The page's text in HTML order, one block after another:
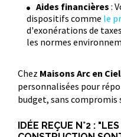
Aides financières :
dispositifs comme le
d'exonérations de
les normes
Chez Maisons Arc en Ciel
personnalisées pour
budget, sans compromis
IDÉE REÇUE N°2 :